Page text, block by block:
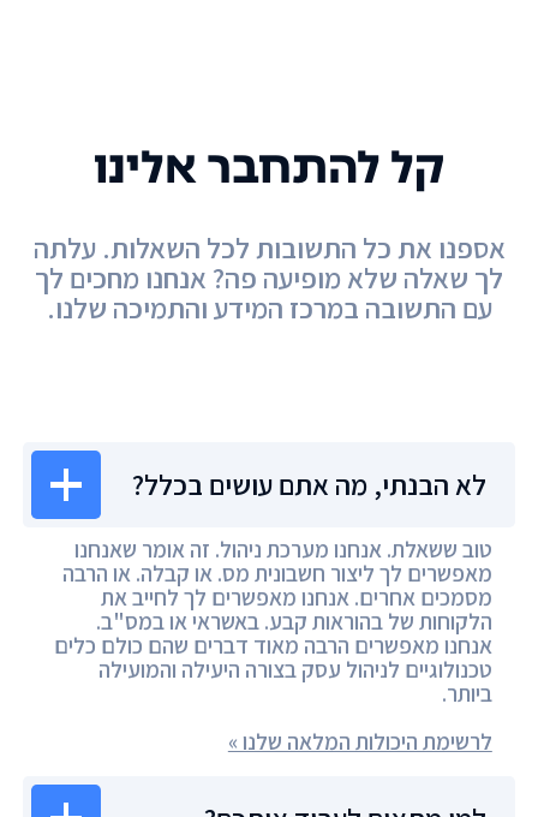
לא הבנתי, מה אתם עושים בכלל?
טוב ששאלת. אנחנו מערכת ניהול. זה אומר שאנחנו
מאפשרים לך ליצור חשבונית מס. או קבלה. או הרבה
מסמכים אחרים. אנחנו מאפשרים לך לחייב את
הלקוחות של בהוראות קבע. באשראי או במס"ב.
אנחנו מאפשרים הרבה מאוד דברים שהם כולם כלים
טכנולוגיים לניהול עסק בצורה היעילה והמועילה
ביותר.
לרשימת היכולות המלאה שלנו »
קל להתחבר אלינו
אספנו את כל התשובות לכל השאלות. עלתה
לך שאלה שלא מופיעה פה? אנחנו מחכים לך
עם התשובה במרכז המידע והתמיכה שלנו.